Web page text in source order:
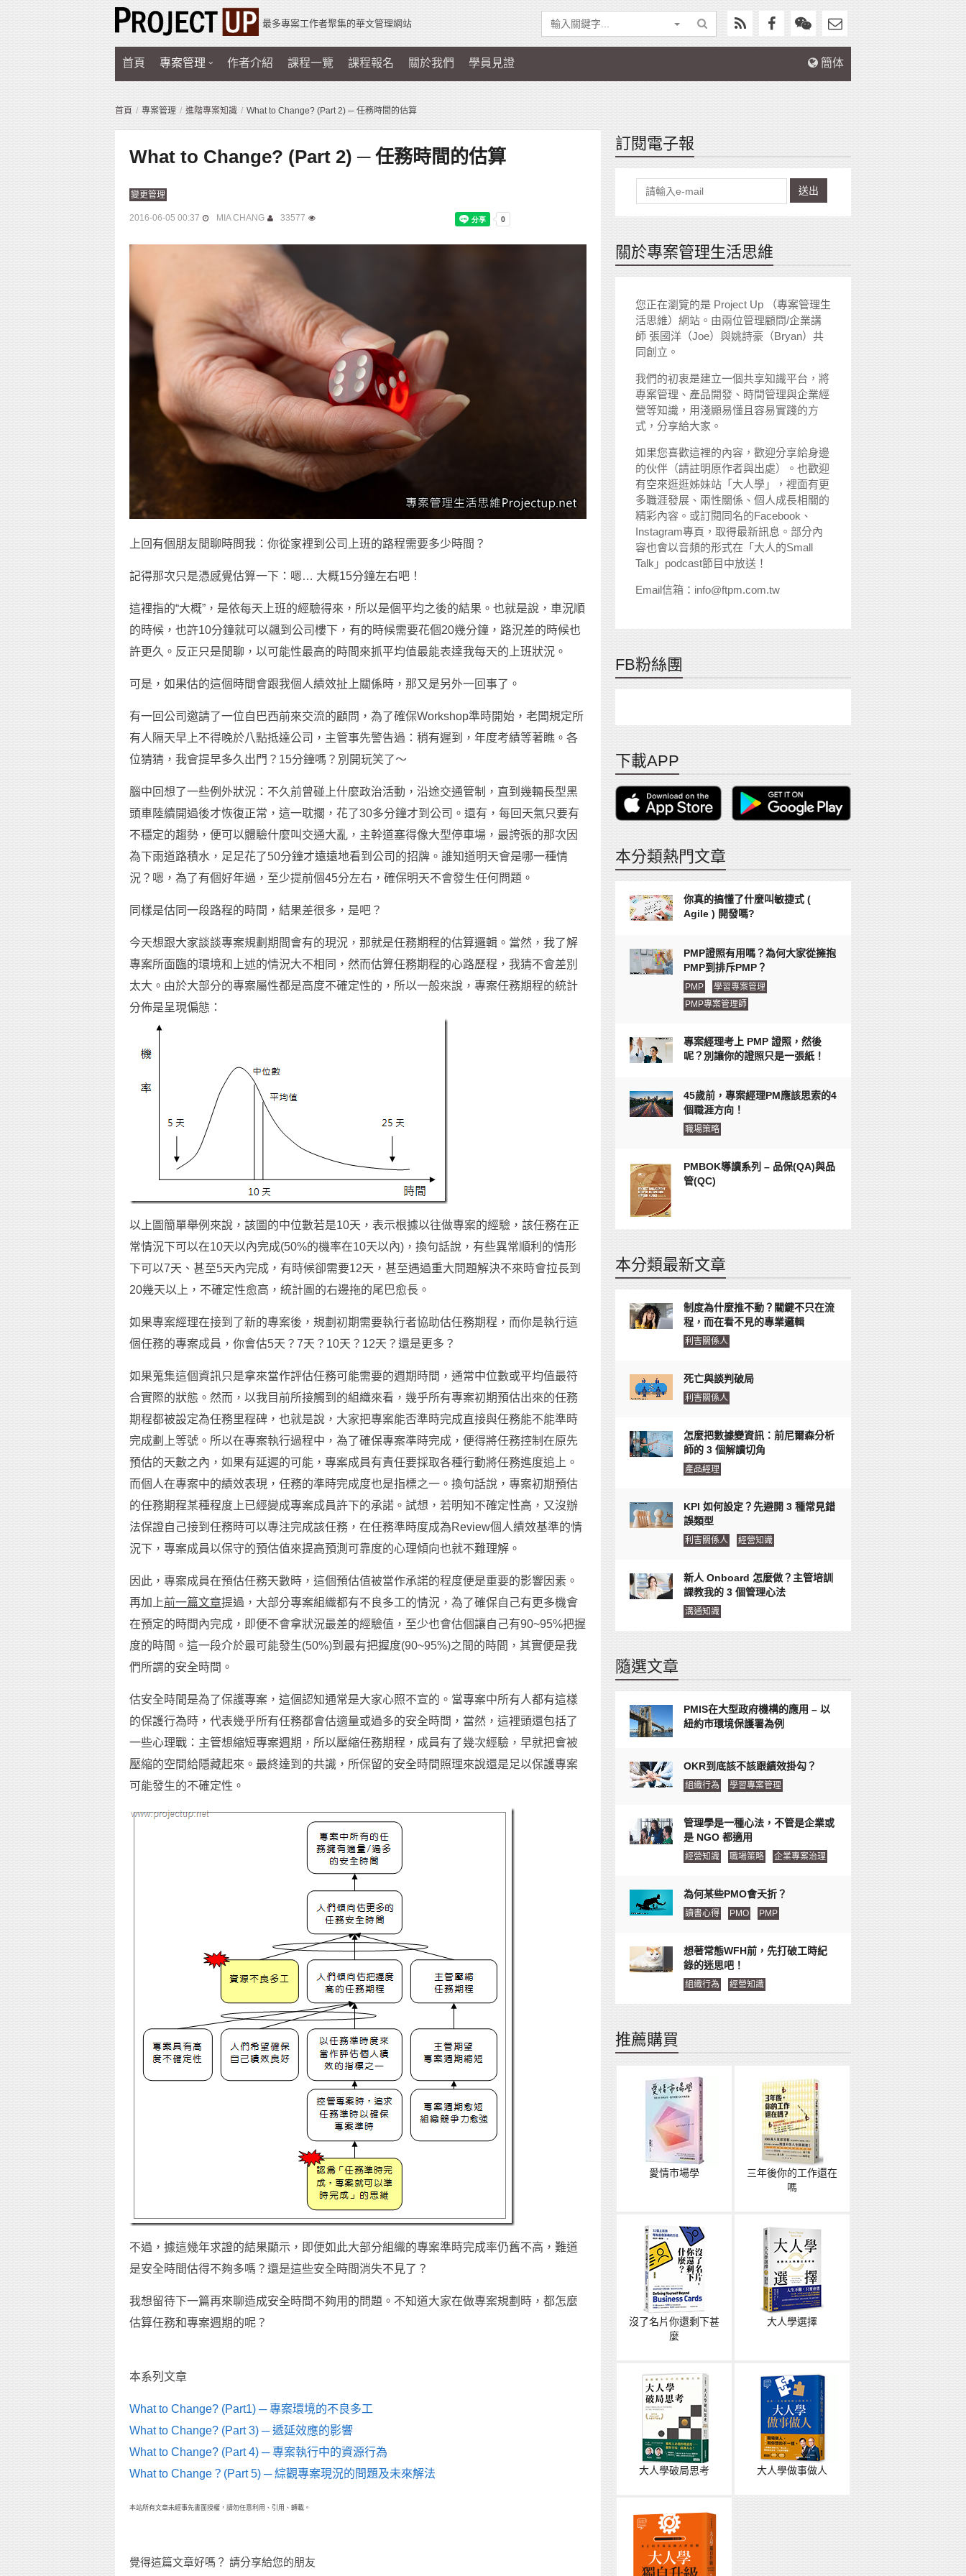
最多專案工作者聚集的華文管理網站
首頁 專案管理 作者介紹 課程一覽 課程報名 關於我們 學員見證 簡体
首頁 專案管理 進階專案知識 What to Change? (Part 2) ─ 任務時間的估算
What to Change? (Part 2) ─ 任務時間的估算
變更管理
2016-06-05 00:37 MIA CHANG 33577
上回有個朋友閒聊時問我：你從家裡到公司上班的路程需要多少時間？
記得那次只是憑感覺估算一下：嗯… 大概15分鐘左右吧！
這裡指的“大概”，是依每天上班的經驗得來，所以是個平均之後的結果。也就是說，車況順
的時候，也許10分鐘就可以飊到公司樓下，有的時候需要花個20幾分鐘，路況差的時候也
許更久。反正只是閒聊，以可能性最高的時間來抓平均值最能表達我每天的上班狀況。
可是，如果估的這個時間會跟我個人績效扯上關係時，那又是另外一回事了。
有一回公司邀請了一位自巴西前來交流的顧問，為了確保Workshop準時開始，老闆規定所
有人隔天早上不得晚於八點抵達公司，主管事先警告過：稍有遲到，年度考績等著瞧。各
位猜猜，我會提早多久出門？15分鐘嗎？別開玩笑了～
腦中回想了一些例外狀況：不久前曾碰上什麼政治活動，沿途交通管制，直到幾輛長型黑
頭車陸續開過後才恢復正常，這一耽擱，花了30多分鐘才到公司。還有，每回天氣只要有
不穩定的趨勢，便可以體驗什麼叫交通大亂，主幹道塞得像大型停車場，最誇張的那次因
為下雨道路積水，足足花了50分鐘才遠遠地看到公司的招牌。誰知道明天會是哪一種情
況？嗯，為了有個好年過，至少提前個45分左右，確保明天不會發生任何問題。
同樣是估同一段路程的時間，結果差很多，是吧？
今天想跟大家談談專案規劃期間會有的現況，那就是任務期程的估算邏輯。當然，我了解
專案所面臨的環境和上述的情況大不相同，然而估算任務期程的心路歷程，我猜不會差別
太大。由於大部分的專案屬性都是高度不確定性的，所以一般來說，專案任務期程的統計
分佈是呈現偏態：
以上圖簡單舉例來說，該圖的中位數若是10天，表示根據以往做專案的經驗，該任務在正
常情況下可以在10天以內完成(50%的機率在10天以內)，換句話說，有些異常順利的情形
下可以7天、甚至5天內完成，有時候卻需要12天，甚至遇過重大問題解決不來時會拉長到
20幾天以上，不確定性愈高，統計圖的右邊拖的尾巴愈長。
如果專案經理在接到了新的專案後，規劃初期需要執行者協助估任務期程，而你是執行這
個任務的專案成員，你會估5天？7天？10天？12天？還是更多？
如果蒐集這個資訊只是拿來當作評估任務可能需要的週期時間，通常中位數或平均值最符
合實際的狀態。然而，以我目前所接觸到的組織來看，幾乎所有專案初期預估出來的任務
期程都被設定為任務里程碑，也就是說，大家把專案能否準時完成直接與任務能不能準時
完成劃上等號。所以在專案執行過程中，為了確保專案準時完成，便得將任務控制在原先
預估的天數之內，如果有延遲的可能，專案成員有責任要採取各種行動將任務進度追上。
而個人在專案中的績效表現，任務的準時完成度也是指標之一。換句話說，專案初期預估
的任務期程某種程度上已經變成專案成員許下的承諾。試想，若明知不確定性高，又沒辦
法保證自己接到任務時可以專注完成該任務，在任務準時度成為Review個人績效基準的情
況下，專案成員以保守的預估值來提高預測可靠度的心理傾向也就不難理解。
因此，專案成員在預估任務天數時，這個預估值被當作承諾的程度便是重要的影響因素。
再加上前一篇文章提過，大部分專案組織都有不良多工的情況，為了確保自己有更多機會
在預定的時間內完成，即便不會拿狀況最差的經驗值，至少也會估個讓自己有90~95%把握
度的時間。這一段介於最可能發生(50%)到最有把握度(90~95%)之間的時間，其實便是我
們所謂的安全時間。
估安全時間是為了保護專案，這個認知通常是大家心照不宣的。當專案中所有人都有這樣
的保護行為時，代表幾乎所有任務都會估適量或過多的安全時間，當然，這裡頭還包括了
一些心理戰：主管想縮短專案週期，所以壓縮任務期程，成員有了幾次經驗，早就把會被
壓縮的空間給隱藏起來。最終達到的共識，所保留的安全時間照理來說還是足以保護專案
可能發生的不確定性。
不過，據這幾年求證的結果顯示，即便如此大部分組織的專案準時完成率仍舊不高，難道
是安全時間估得不夠多嗎？還是這些安全時間消失不見了？
我想留待下一篇再來聊造成安全時間不夠用的問題。不知道大家在做專案規劃時，都怎麼
估算任務和專案週期的呢？
本系列文章
What to Change? (Part1) ─ 專案環境的不良多工
What to Change? (Part 3) ─ 遞延效應的影響
What to Change? (Part 4) ─ 專案執行中的資源行為
What to Change？(Part 5) ─ 綜觀專案現況的問題及未來解法
本站所有文章未經事先書面授權，請勿任意利用、引用、轉載。
覺得這篇文章好嗎？ 請分享給您的朋友
訂閱電子報
送出
關於專案管理生活思維
您正在瀏覽的是 Project Up （專案管理生
活思維）網站。由兩位管理顧問/企業講
師 張國洋（Joe）與姚詩豪（Bryan）共
同創立。
我們的初衷是建立一個共享知識平台，將
專案管理、產品開發、時間管理與企業經
營等知識，用淺顯易懂且容易實踐的方
式，分享給大家。
如果您喜歡這裡的內容，歡迎分享給身邊
的伙伴（請註明原作者與出處）。也歡迎
有空來逛逛姊妹站「大人學」，裡面有更
多職涯發展、兩性關係、個人成長相關的
精彩內容。或訂閱同名的Facebook、
Instagram專頁，取得最新訊息。部分內
容也會以音頻的形式在「大人的Small
Talk」podcast節目中放送！
Email信箱：info@ftpm.com.tw
FB粉絲團
下載APP
本分類熱門文章
你真的搞懂了什麼叫敏捷式 (
Agile ) 開發嗎?
PMP證照有用嗎？為何大家從擁抱
PMP到排斥PMP？
PMP
學習專案管理
PMP專案管理師
專案經理考上 PMP 證照，然後
呢？別讓你的證照只是一張紙！
45歲前，專案經理PM應該思索的4
個職涯方向！
職場策略
PMBOK導讀系列 – 品保(QA)與品
管(QC)
本分類最新文章
制度為什麼推不動？關鍵不只在流
程，而在看不見的專業邏輯
利害關係人
死亡與談判破局
利害關係人
怎麼把數據變資訊：前尼爾森分析
師的 3 個解讀切角
產品經理
KPI 如何設定？先避開 3 種常見錯
誤類型
利害關係人 經營知識
新人 Onboard 怎麼做？主管培訓
課教我的 3 個管理心法
溝通知識
隨選文章
PMIS在大型政府機構的應用 – 以
紐約市環境保護署為例
OKR到底該不該跟績效掛勾？
組織行為 學習專案管理
管理學是一種心法，不管是企業或
是 NGO 都適用
經營知識 職場策略 企業專案治理
為何某些PMO會夭折？
讀書心得 PMO PMP
想著常態WFH前，先打破工時紀
錄的迷思吧！
組織行為 經營知識
推薦購買
愛情市場學
三年後你的工作還在
嗎
沒了名片你還剩下甚
麼
大人學選擇
大人學破局思考 大人學做事做人